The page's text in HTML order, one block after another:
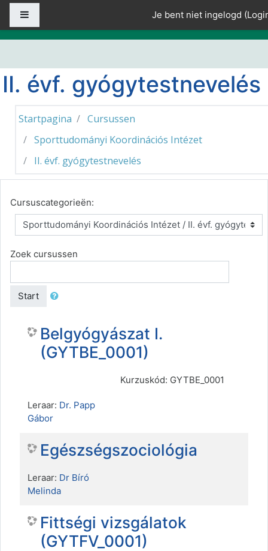
Ga naar hoofdinhoud
Je bent niet ingelogd (
II. évf. gyógytestnevelés
Startpagina
Cursussen
Sporttudományi Koordinációs Intézet
II. évf. gyógytestnevelés
Cursuscategorieën:
Zoek cursussen
Start
Belgyógyászat I.
(GYTBE_0001)
Kurzuskód: GYTBE_0001
Leraar: Dr. Papp
Gábor
Egészségszociológia
Leraar: Dr Bíró
Melinda
Fittségi vizsgálatok
(GYTFV_0001)